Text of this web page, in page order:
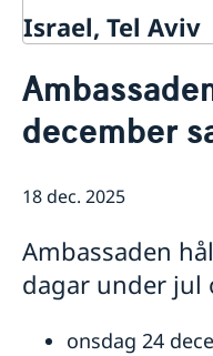
Israel, Tel Aviv
Om ambassaden
Lediga tjänster
GDPR
Så stöttar vi
Team Sweden
Svenska företag i
Anmäl handelshinder
december
18 dec. 2025
Ambassaden
dagar under jul
onsdag 24